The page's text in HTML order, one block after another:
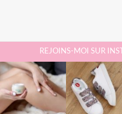
REJOINS-MOI SUR